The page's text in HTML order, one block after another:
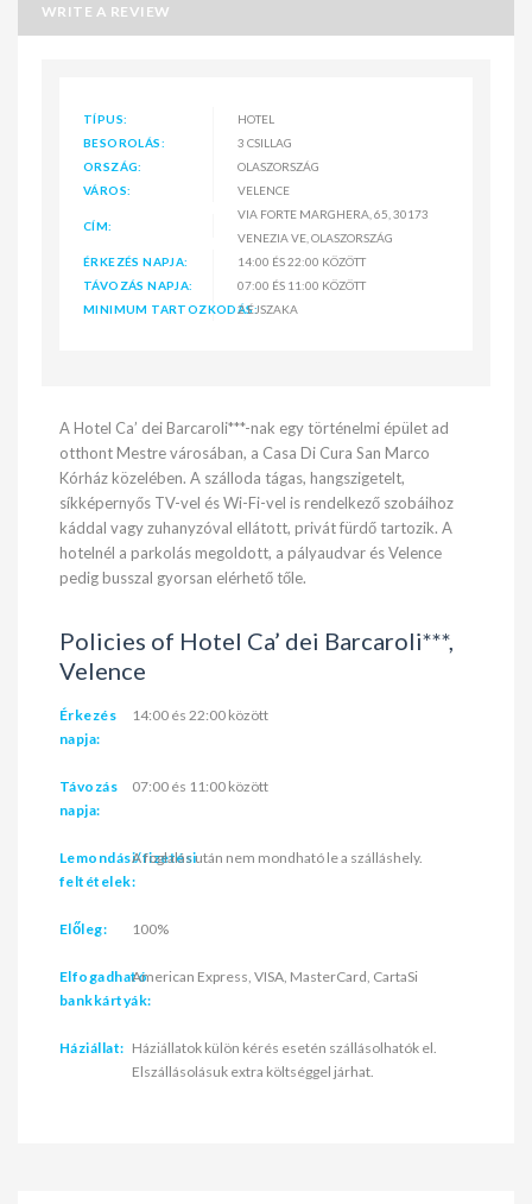
WRITE A REVIEW
TÍPUS:
HOTEL
BESOROLÁS:
3 CSILLAG
ORSZÁG:
OLASZORSZÁG
VÁROS:
VELENCE
CÍM:
VIA FORTE MARGHERA, 65, 30173
VENEZIA VE, OLASZORSZÁG
ÉRKEZÉS NAPJA:
14:00 ÉS 22:00 KÖZÖTT
TÁVOZÁS NAPJA:
07:00 ÉS 11:00 KÖZÖTT
MINIMUM TARTOZKODÁS:2 ÉJSZAKA
A Hotel Ca’ dei Barcaroli***-nak egy történelmi épület ad
otthont Mestre városában, a Casa Di Cura San Marco
Kórház közelében. A szálloda tágas, hangszigetelt,
síkképernyős TV-vel és Wi-Fi-vel is rendelkező szobáihoz
káddal vagy zuhanyzóval ellátott, privát fürdő tartozik. A
hotelnél a parkolás megoldott, a pályaudvar és Velence
pedig busszal gyorsan elérhető tőle.
Policies of Hotel Ca’ dei Barcaroli***,
Velence
Érkezés
napja:
14:00 és 22:00 között
Távozás
napja:
07:00 és 11:00 között
Lemondási/fizetési
feltételek:
A foglalás után nem mondható le a szálláshely.
Előleg: 100%
Elfogadható
bankkártyák:
American Express, VISA, MasterCard, CartaSi
Háziállat: Háziállatok külön kérés esetén szállásolhatók el.
Elszállásolásuk extra költséggel járhat.